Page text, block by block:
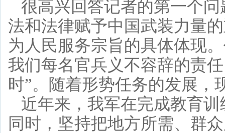
很高兴回答记者的第一个
法和法律赋予中国武装力量
为人民服务宗旨的具体体现
我们每名官兵义不容辞的责
时”。随着形势任务的发展，
近年来，我军在完成教育
同时，坚持把地方所需、群